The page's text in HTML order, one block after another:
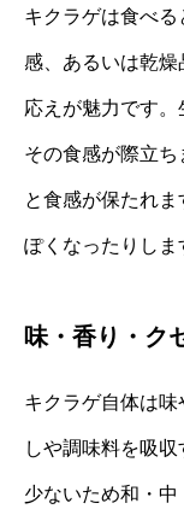
キクラゲは食べ
感、あるいは乾
応えが魅力です
その食感が際立
と食感が保たれ
ぽくなったりしま
味・香り・ク
キクラゲ自体は
しや調味料を吸
少ないため和・